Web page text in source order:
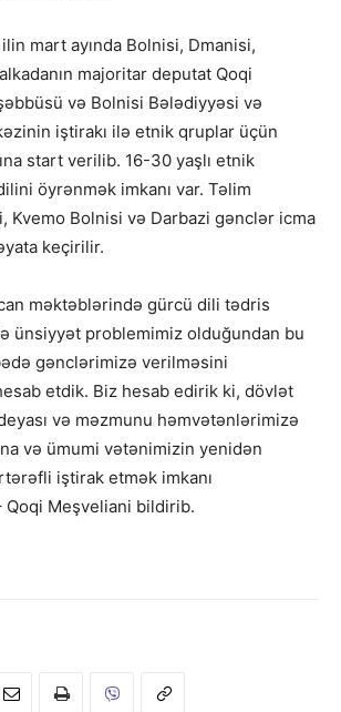
mart ayında Bolnisi, Dmanisi,
majoritar deputat Qoqi
və Bolnisi Bələdiyyəsi və
iştirakı ilə etnik qruplar üçün
start verilib. 16-30 yaşlı etnik
öyrənmək imkanı var. Təlim
Kvemo Bolnisi və Darbazi gənclər icma
keçirilir.
məktəblərində gürcü dili tədris
ünsiyyət problemimiz olduğundan bu
gənclərimizə verilməsini
etdik. Biz hesab edirik ki, dövlət
və məzmunu həmvətənlərimizə
və ümumi vətənimizin yenidən
iştirak etmək imkanı
Qoqi Meşveliani bildirib.